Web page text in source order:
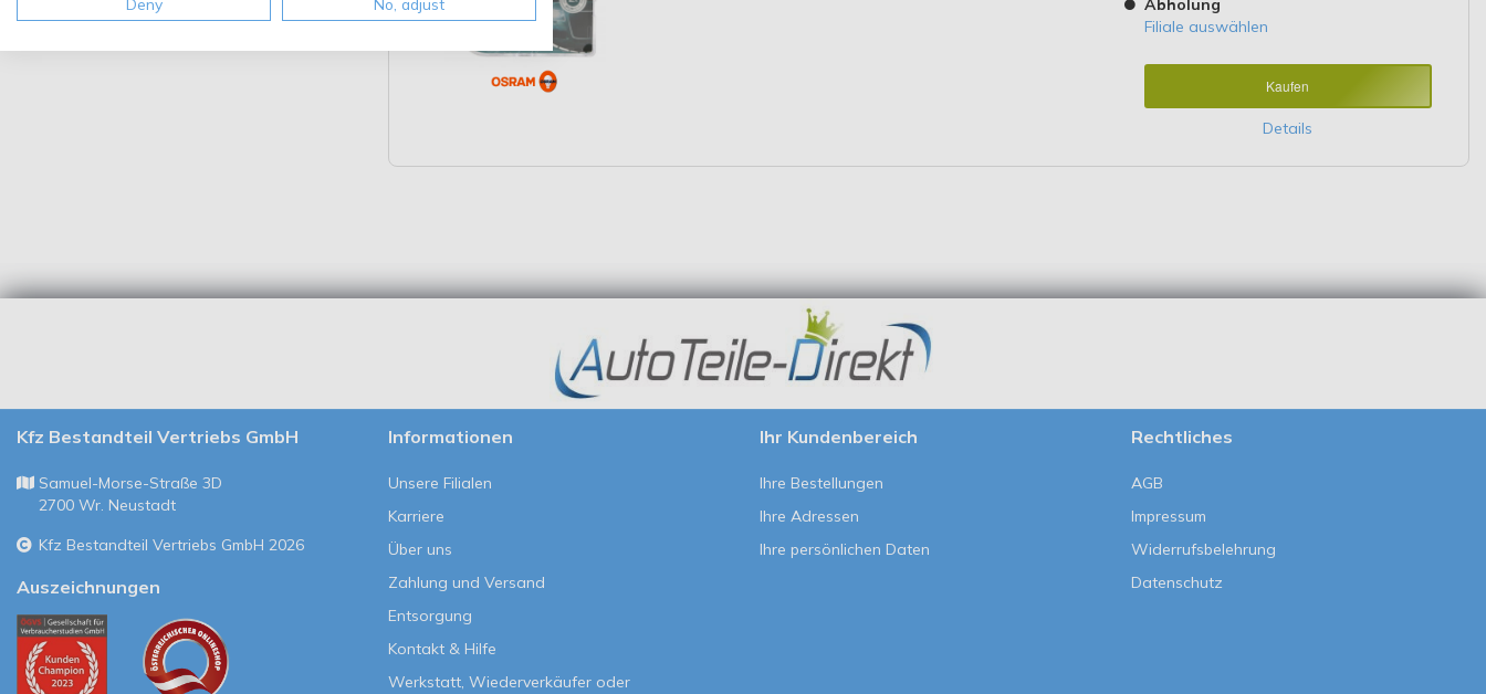
Abholung
Filiale auswählen
Kaufen
Details
Kfz Bestandteil Vertriebs GmbH
Samuel-Morse-Straße 3D
2700 Wr. Neustadt
Kfz Bestandteil Vertriebs GmbH 2026
Auszeichnungen
Informationen
Unsere Filialen
Karriere
Über uns
Zahlung und Versand
Entsorgung
Kontakt & Hilfe
Werkstatt, Wiederverkäufer oder
Ihr Kundenbereich
Ihre Bestellungen
Ihre Adressen
Ihre persönlichen Daten
Rechtliches
AGB
Impressum
Widerrufsbelehrung
Datenschutz